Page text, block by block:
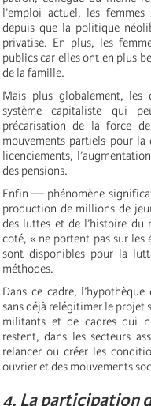
l’emploi actuel, les
depuis que la politique
privatise. En plus, les
publics car elles ont en plus
de la famille.
Mais plus globalement, les
système capitaliste qui
précarisation de la force
mouvements partiels pour la
licenciements,
des pensions.
Enfin — phénomène
production de millions de
des luttes et de l’histoire du
coté, « ne portent pas sur les
sont disponibles pour la
méthodes.
Dans ce cadre,
sans déjà relégitimer le projet
militants et de cadres qui
restent, dans les secteurs
relancer ou créer les
ouvrier et des mouvements
4. La participation